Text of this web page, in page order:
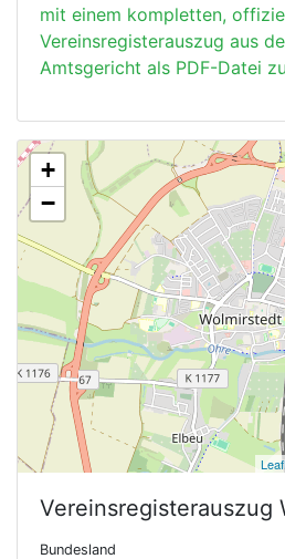
mit einem kompletten,
Vereinsregisterauszug aus
Amtsgericht als PDF-Datei
+
−
Vereinsregisterauszug
Bundesland